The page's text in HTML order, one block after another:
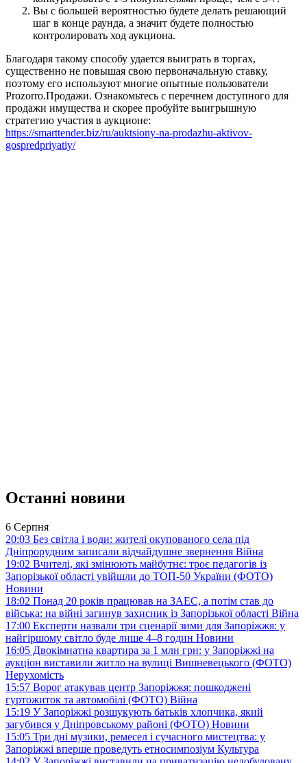
Вы с большей вероятностью будете делать решающий
шаг в конце раунда, а значит будете полностью
контролировать ход аукциона.
Благодаря такому способу удается выиграть в торгах,
существенно не повышая свою первоначальную ставку,
поэтому его используют многие опытные пользователи
Prozorro.Продажи. Ознакомьтесь с перечнем доступного для
продажи имущества и скорее пробуйте выигрышную
стратегию участия в аукционе:
https://smarttender.biz/ru/auktsiony-na-prodazhu-aktivov-
gospredpriyatiy/
Останні новини
6 Серпня
20:03 Без світла і води: жителі окупованого села під
Дніпрорудним записали відчайдушне звернення Війна
19:02 Вчителі, які змінюють майбутнє: троє педагогів із
Запорізької області увійшли до ТОП-50 України (ФОТО)
Новини
18:02 Понад 20 років працював на ЗАЕС, а потім став до
війська: на війні загинув захисник із Запорізької області Війна
17:00 Експерти назвали три сценарії зими для Запоріжжя: у
найгіршому світло буде лише 4–8 годин Новини
16:05 Двокімнатна квартира за 1 млн грн: у Запоріжжі на
аукціон виставили житло на вулиці Вишневецького (ФОТО)
Нерухомість
15:57 Ворог атакував центр Запоріжжя: пошкоджені
гуртожиток та автомобілі (ФОТО) Війна
15:19 У Запоріжжі розшукують батьків хлопчика, який
загубився у Дніпровському районі (ФОТО) Новини
15:05 Три дні музики, ремесел і сучасного мистецтва: у
Запоріжжі вперше проведуть етносимпозіум Культура